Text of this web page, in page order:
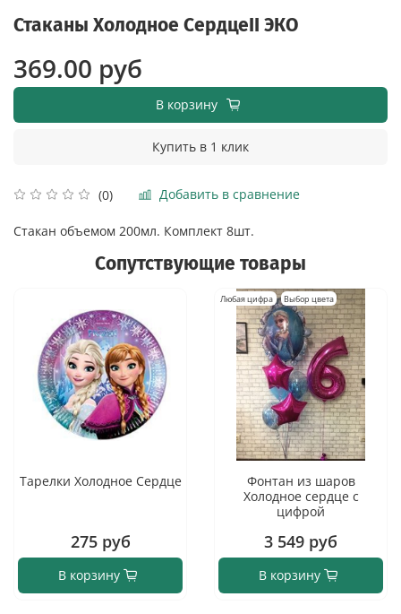
Стаканы Холодное СердцеII ЭКО
(0) Добавить в сравнение
369.00 руб
В корзину
Купить в 1 клик
Стакан объемом 200мл. Комплект 8шт.
Сопутствующие товары
Тарелки Холодное Сердце
275 руб
В корзину
Любая цифра Выбор цвета
Фонтан из шаров
Холодное сердце с
цифрой
3 549 руб
В корзину